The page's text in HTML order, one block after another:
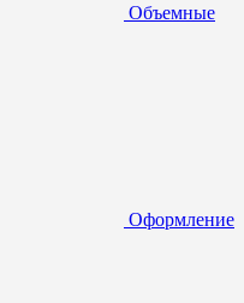
Объемные
Оформление